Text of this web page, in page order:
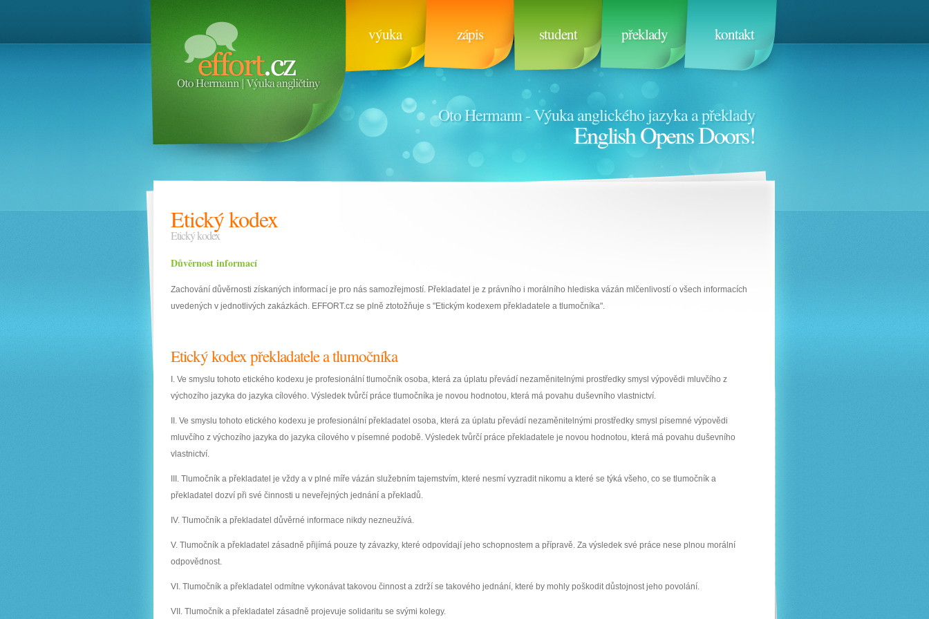
výuka zápis student překlady kontakt
Oto Hermann - Výuka anglického jazyka a překlady
English Opens Doors!
Etický kodex
Etický kodex
Důvěrnost informací
Zachování důvěrnosti získaných informací je pro nás samozřejmostí. Překladatel je z právního i morálního hlediska vázán mlčenlivostí o všech informacích
uvedených v jednotlivých zakázkách. EFFORT.cz se plně ztotožňuje s "Etickým kodexem překladatele a tlumočníka".
Etický kodex překladatele a tlumočníka
I. Ve smyslu tohoto etického kodexu je profesionální tlumočník osoba, která za úplatu převádí nezaměnitelnými prostředky smysl výpovědi mluvčího z
výchozího jazyka do jazyka cílového. Výsledek tvůrčí práce tlumočníka je novou hodnotou, která má povahu duševního vlastnictví.
II. Ve smyslu tohoto etického kodexu je profesionální překladatel osoba, která za úplatu převádí nezaměnitelnými prostředky smysl písemné výpovědi
mluvčího z výchozího jazyka do jazyka cílového v písemné podobě. Výsledek tvůrčí práce překladatele je novou hodnotou, která má povahu duševního
vlastnictví.
III. Tlumočník a překladatel je vždy a v plné míře vázán služebním tajemstvím, které nesmí vyzradit nikomu a které se týká všeho, co se tlumočník a
překladatel dozví při své činnosti u neveřejných jednání a překladů.
IV. Tlumočník a překladatel důvěrné informace nikdy nezneužívá.
V. Tlumočník a překladatel zásadně přijímá pouze ty závazky, které odpovídají jeho schopnostem a přípravě. Za výsledek své práce nese plnou morální
odpovědnost.
VI. Tlumočník a překladatel odmítne vykonávat takovou činnost a zdrží se takového jednání, které by mohly poškodit důstojnost jeho povolání.
VII. Tlumočník a překladatel zásadně projevuje solidaritu se svými kolegy.